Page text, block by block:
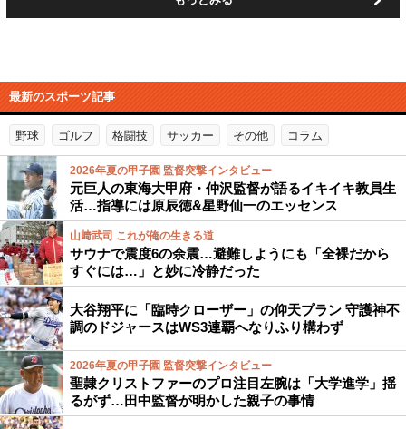
最新のスポーツ記事
野球 ゴルフ 格闘技 サッカー その他 コラム
2026年夏の甲子園 監督突撃インタビュー
元巨人の東海大甲府・仲沢監督が語るイキイキ教員生
活…指導には原辰徳&星野仙一のエッセンス
山﨑武司 これが俺の生きる道
サウナで震度6の余震…避難しようにも「全裸だから
すぐには…」と妙に冷静だった
大谷翔平に「臨時クローザー」の仰天プラン 守護神不
調のドジャースはWS3連覇へなりふり構わず
2026年夏の甲子園 監督突撃インタビュー
聖隷クリストファーのプロ注目左腕は「大学進学」揺
るがず…田中監督が明かした親子の事情